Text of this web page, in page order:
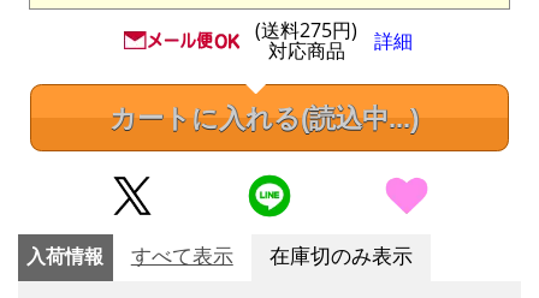
(送料275円)
対応商品 詳細
カートに入れる(読込中...)
入荷情報 すべて表示 在庫切のみ表示